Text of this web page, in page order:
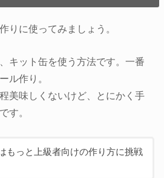
りに使ってみましょう。
キット缶を使う方法です。一番
ル作り。
美味しくないけど、とにかく手
す。
もっと上級者向けの作り方に挑戦